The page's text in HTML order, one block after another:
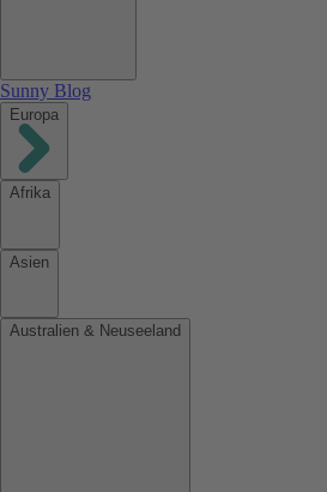
Sunny Blog
Europa
Afrika
Asien
Australien & Neuseeland